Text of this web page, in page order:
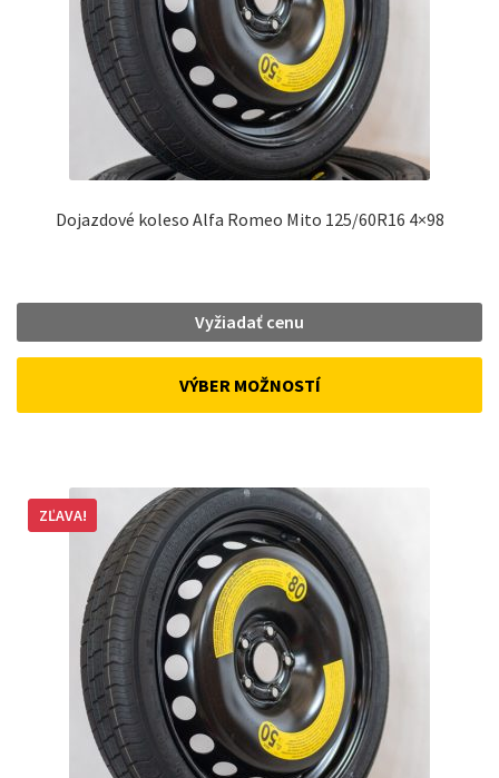
Dojazdové koleso Alfa Romeo Mito 125/60R16 4×98
Vyžiadať cenu
VÝBER MOŽNOSTÍ
ZĽAVA!